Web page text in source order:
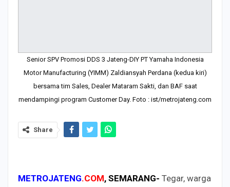
Senior SPV Promosi DDS 3 Jateng-DIY PT Yamaha Indonesia
Motor Manufacturing (YIMM) Zaldiansyah Perdana (kedua kiri)
bersama tim Sales, Dealer Mataram Sakti, dan BAF saat
mendampingi program Customer Day. Foto : ist/metrojateng.com
Share
METROJATENG.COM, SEMARANG- Tegar, warga